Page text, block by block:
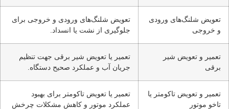
تعویض شلنگ‌های ورودی
و خروجی
تعویض شلنگ‌های ورودی و خروجی برای
جلوگیری از نشت یا انسداد.
تعمیر و تعویض شیر
برقی
تعمیر یا تعویض شیر برقی جهت تنظیم
جریان آب و عملکرد صحیح دستگاه.
تعمیر و تعویض تاکومتر یا
تاخو موتور
تعمیر یا تعویض تاکومتر برای بهبود
عملکرد موتور و کاهش مشکلات چرخش